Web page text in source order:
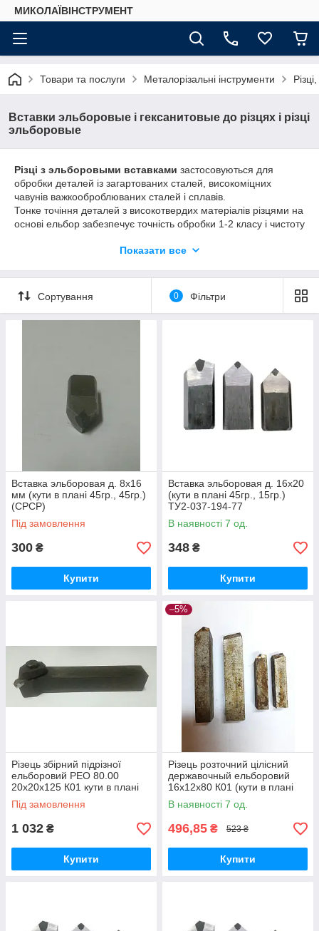
МИКОЛАЇВІНСТРУМЕНТ
Товари та послуги Металорізальні інструменти
Вставки эльборовые і гексанитовые до різцях і різці
эльборовые
Різці з эльборовыми вставками застосовуються для
обробки деталей із загартованих сталей, високоміцних
чавунів важкооброблюваних сталей і сплавів.
Тонке точіння деталей з високотвердих матеріалів різцями на
основі ельбор забезпечує точність обробки 1-2 класу і чистоту
Вставки оснащені ріжучими елементами з синтетичних
Вставки застосовуються для чистової і получистового точіння
загартованих сталей твердістю до 70 HRC, чавунів будь-якої
Показати все
Сортування 0 Фільтри
Вставка эльборовая д. 8х16
мм (кути в плані 45гр., 45гр.)
(СРСР)
Під замовлення
300 ₴
Купити
Вставка эльборовая д. 16х20
(кути в плані 45гр., 15гр.)
ТУ2-037-194-77
(Алмазинструмент)
В наявності 7 од.
348 ₴
Купити
Різець збірний підрізної
ельборовий РЕО 80.00
20х20х125 К01 кути в плані
92*, 2* зі вставкою д. 8х16 мм
Під замовлення
1 032 ₴
Купити
–5%
Різець розточний цілісний
державочный ельборовий
16х12х80 К01 (кути в плані
45гр., 15гр.) (СРСР)
В наявності 7 од.
496,85 ₴ 523 ₴
Купити